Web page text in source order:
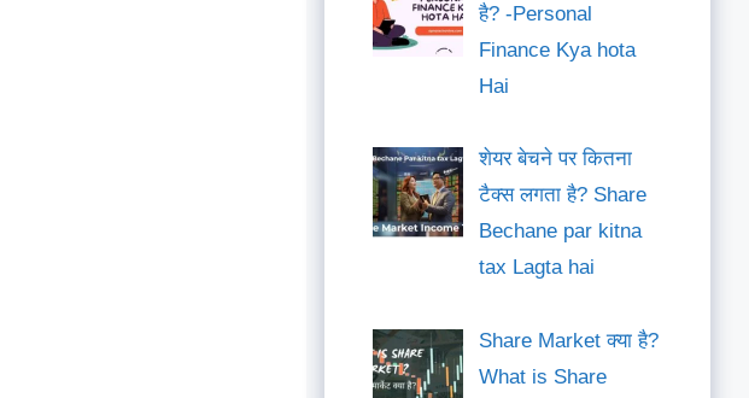
है? -Personal
Finance Kya hota
Hai
शेयर बेचने पर कितना
टैक्स लगता है? Share
Bechane par kitna
tax Lagta hai
Share Market क्या है?
What is Share